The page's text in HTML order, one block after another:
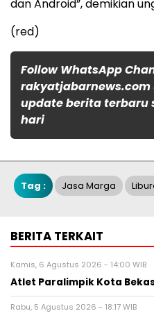
dan Android”, demikian
(red)
Follow WhatsApp
update berita terbaru
hari
Tag : Jasa Marga
BERITA TERKAIT
Kamis, 6 Agustus 2026 - 14:00 WIB
Atlet Paralimpik Kota
Rabu, 5 Agustus 2026 - 18:17 WIB